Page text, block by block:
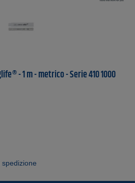
- 1 m - metrico - Serie 410 1000